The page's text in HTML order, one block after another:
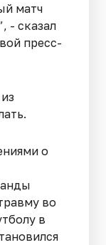
матч
- сказал
пресс-
о
во
в